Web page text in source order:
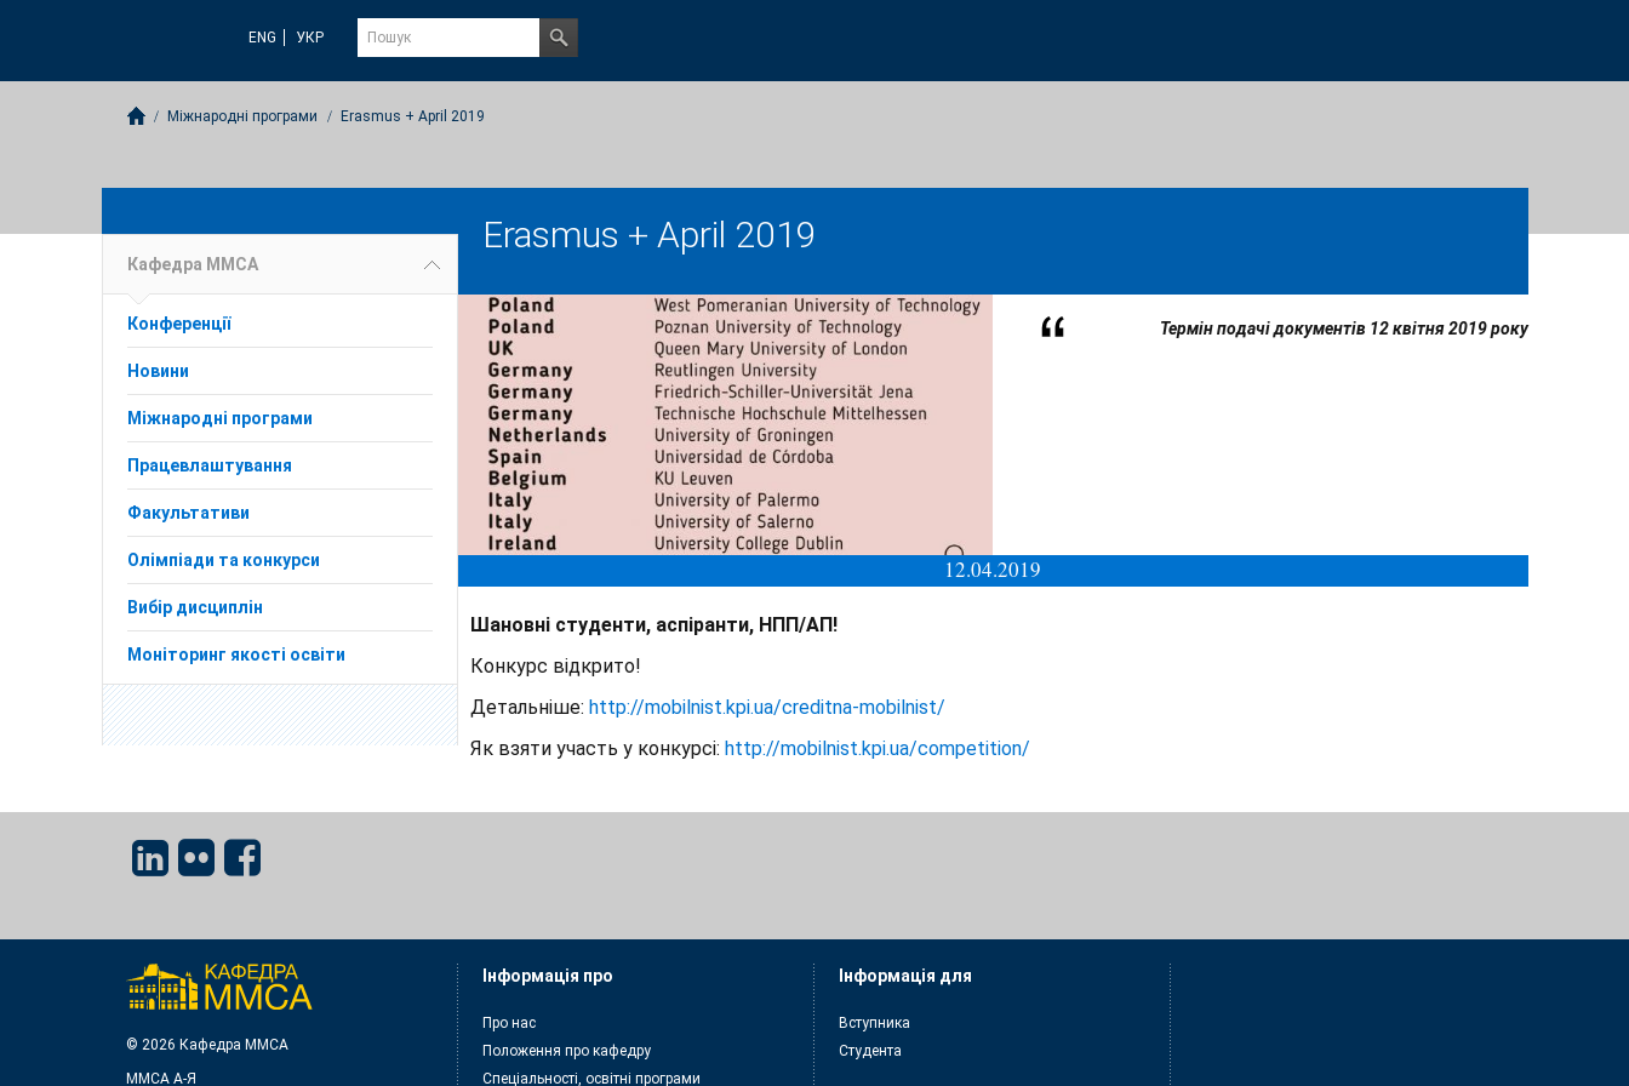
ENG УКР
Міжнародні програми Erasmus + April 2019
Erasmus + April 2019
Кафедра ММСА
Конференції
Новини
Міжнародні програми
Працевлаштування
Факультативи
Олімпіади та конкурси
Вибір дисциплін
Моніторинг якості освіти
Термін подачі документів 12 квітня 2019 року
12.04.2019
Шановні студенти, аспіранти, НПП/АП!
Конкурс відкрито!
Детальніше: http://mobilnist.kpi.ua/creditna-mobilnist/
Як взяти участь у конкурсі: http://mobilnist.kpi.ua/competition/
© 2026 Кафедра ММСА
ММСА A-Я
Інформація про
Про нас
Положення про кафедру
Спеціальності, освітні програми
Інформація для
Вступника
Студента